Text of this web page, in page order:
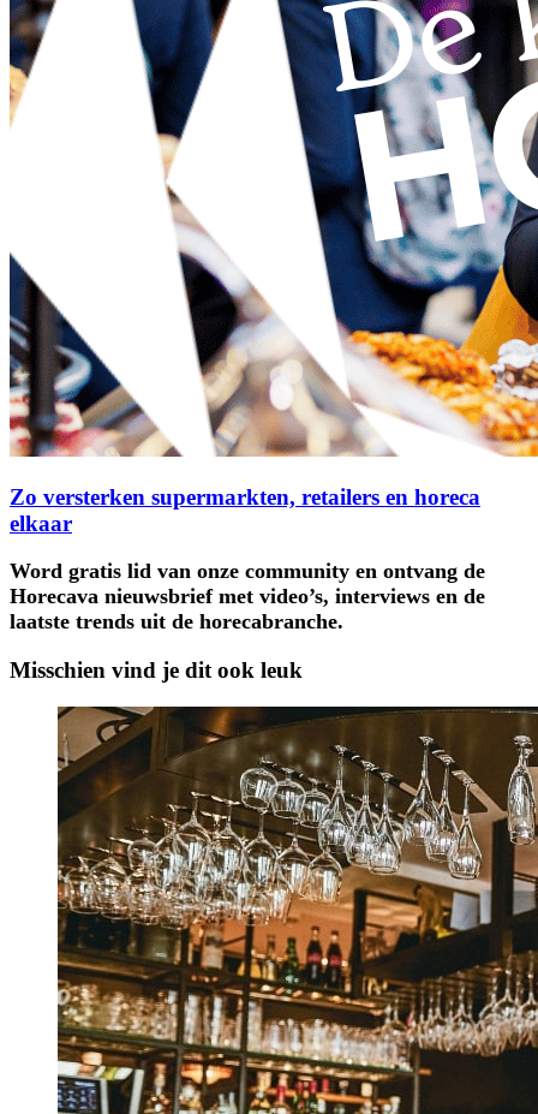
Zo versterken supermarkten, retailers en horeca
elkaar
Word gratis lid van onze community en ontvang de
Horecava nieuwsbrief met video’s, interviews en de
laatste trends uit de horecabranche.
Misschien vind je dit ook leuk